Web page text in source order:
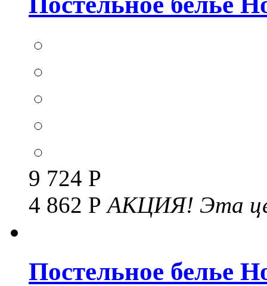
9 724 Р
4 862 РАКЦИЯ! Эта
Постельное белье